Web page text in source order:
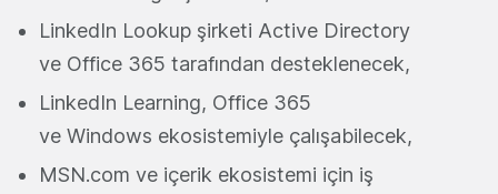
LinkedIn Lookup şirketi Active Directory
ve Office 365 tarafından desteklenecek,
LinkedIn Learning, Office 365
ve Windows ekosistemiyle çalışabilecek,
MSN.com ve içerik ekosistemi için iş